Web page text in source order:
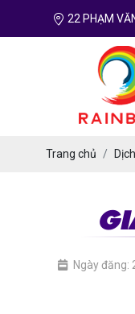
22 PHẠM
Trang chủ
Ngày